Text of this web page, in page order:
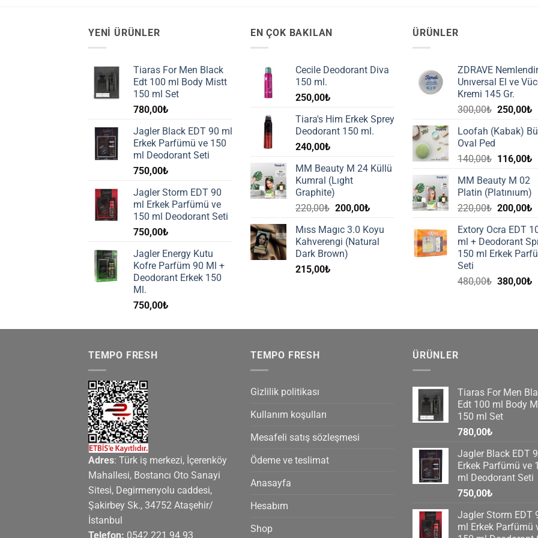
YENI ÜRÜNLER
Tiaras For Men Black
Edt 100 ml Body Mistt
150 ml Set
780,00₺
Jagler Black EDT 90 ml
Erkek Parfümü ve 150
ml Deodorant Seti
750,00₺
Jagler Storm EDT 90
ml Erkek Parfümü ve
150 ml Deodorant Seti
750,00₺
Jagler Energy Kutu
Kofre Parfüm 90 Ml +
Deodorant Erkek 150
Ml.
750,00₺
EN ÇOK BAKILAN
Cecile Deodorant Diva
150 ml.
250,00₺
Tiara's Him Erkek Sprey
Deodorant 150 ml.
240,00₺
MM Beauty M 24 Küllü
Kumral (Lıght
Graphite)
220,00₺ Orijinal
220,00₺.
200,00₺Şu
fiyat:
200,00₺.
Mıss Magıc 3.0 Koyu
Kahverengi (Natural
Dark Brown)
215,00₺
ÜRÜNLER
ZDRAVE
Unıversal El ve
Kremi 145 Gr.
300,00₺ Orijinal
300,00₺.
250,00₺Şu
Loofah (Kabak)
Oval Ped
140,00₺ Orijinal
140,00₺.
116,00₺Şu
MM Beauty M 02
Platin (Platınıum)
220,00₺ Orijinal
220,00₺.
200,00₺Şu
Extory Ocra EDT
ml + Deodorant
150 ml Erkek
Seti
480,00₺ Orijinal
380,00₺Şu
TEMPO FRESH
Adres: Türk iş merkezi, İçerenköy
Mahallesi, Bostancı Oto Sanayi
Sitesi, Degirmenyolu caddesi,
Şakirbey Sk., 34752 Ataşehir/
İstanbul
Telefon: 0542 221 94 93
TEMPO FRESH
Gizlilik politikası
Kullanım koşulları
Mesafeli satış sözleşmesi
Ödeme ve teslimat
Anasayfa
Hesabım
Shop
ÜRÜNLER
Tiaras For Men
Edt 100 ml Body
150 ml Set
780,00₺
Jagler Black EDT
Erkek Parfümü ve
ml Deodorant Seti
750,00₺
Jagler Storm EDT
ml Erkek Parfümü